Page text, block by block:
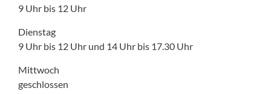
9 Uhr bis 12 Uhr
Dienstag
9 Uhr bis 12 Uhr und 14 Uhr bis 17.30 Uhr
Mittwoch
geschlossen